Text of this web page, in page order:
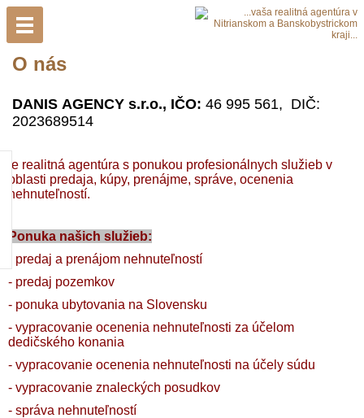
O nás
DANIS AGENCY s.r.o., IČO: 46 995 561, DIČ:
2023689514
je realitná agentúra s ponukou profesionálnych služieb v
oblasti predaja, kúpy, prenájme, správe, ocenenia
nehnuteľností.
Ponuka našich služieb:
- predaj a prenájom nehnuteľností
- predaj pozemkov
- ponuka ubytovania na Slovensku
- vypracovanie ocenenia nehnuteľnosti za účelom
dedičského konania
- vypracovanie ocenenia nehnuteľnosti na účely súdu
- vypracovanie znaleckých posudkov
- správa nehnuteľností